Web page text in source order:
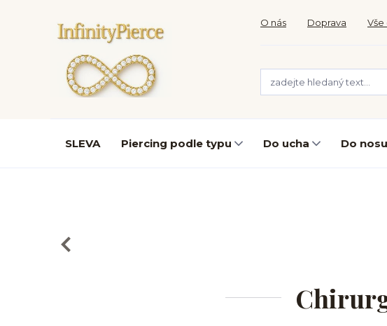
O nás Doprava Vše
SLEVA Piercing podle typu Do ucha Do nosu